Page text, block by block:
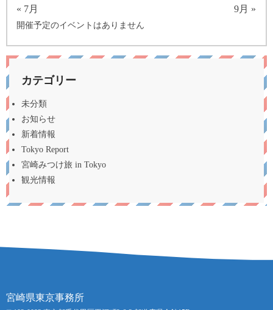
« 7月 9月 »
開催予定のイベントはありません
カテゴリー
未分類
お知らせ
新着情報
Tokyo Report
宮崎みつけ旅 in Tokyo
観光情報
宮崎県東京事務所